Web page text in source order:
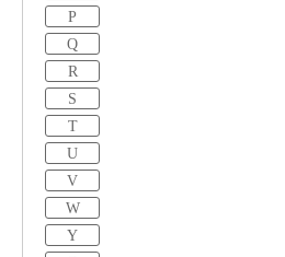
P
Q
R
S
T
U
V
W
Y